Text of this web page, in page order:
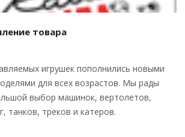
товара
игрушек пополнились новыми
для всех возрастов. Мы рады
выбор машинок, вертолетов,
танков, треков и катеров.